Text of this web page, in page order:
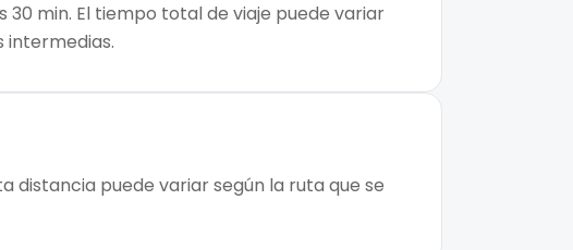
30 min. El tiempo total de viaje puede variar
intermedias.
distancia puede variar según la ruta que se